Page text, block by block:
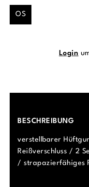
OS
Login
BESCHREIBUNG
verstellbarer
Reißverschluss / 2
/ strapazierfähiges